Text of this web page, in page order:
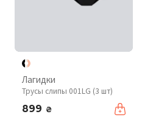
Лагидки
Трусы слипы 001LG (3 шт)
899 ₴